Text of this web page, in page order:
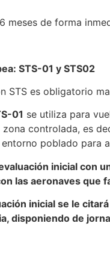
meses de forma
STS-01 y STS02
STS es obligatorio
01 se utiliza para
controlada, es
poblado para
inicial con
las aeronaves que
inicial se le
disponiendo de